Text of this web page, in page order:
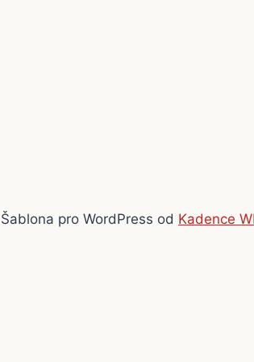
pro WordPress od Kadence